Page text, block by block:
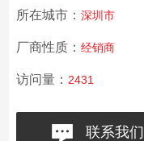
所在城市： 深圳市
厂商性质： 经销商
访问量： 2431
联系我们